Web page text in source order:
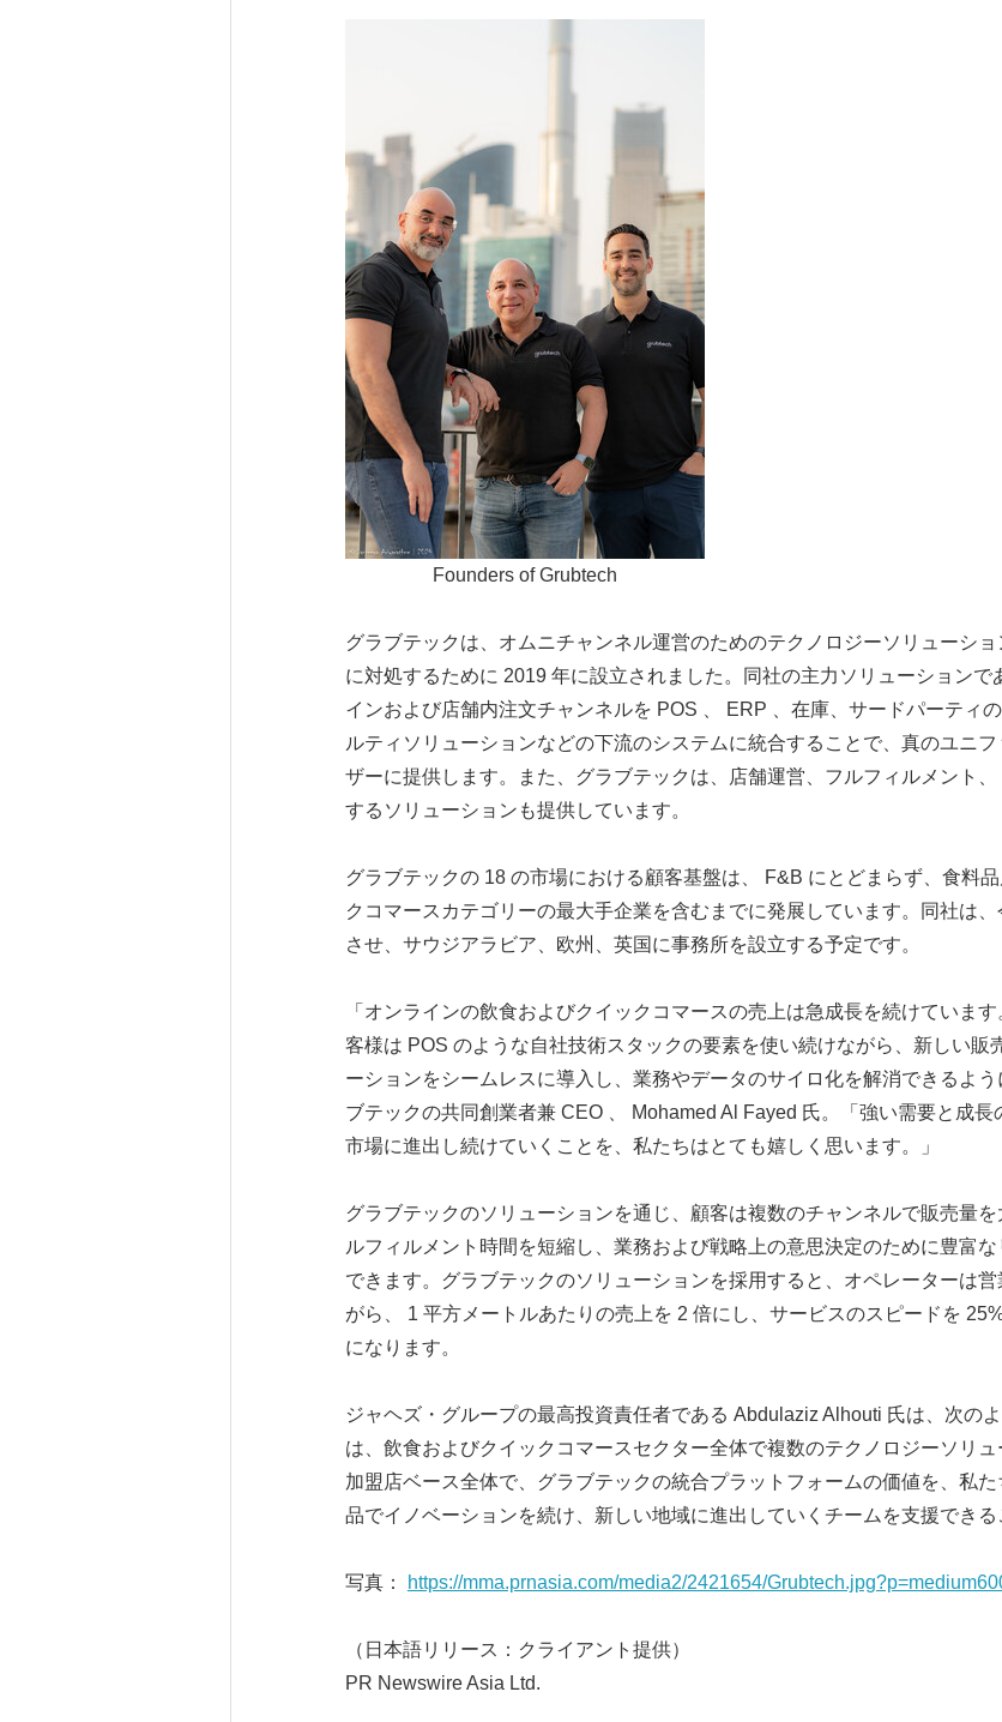
Founders of Grubtech
グラブテックは、オムニチャンネル運営のためのテクノロジーソリューシ
に対処するために 2019 年に設立されました。同社の主力ソリューションで
インおよび店舗内注文チャンネルを POS 、 ERP 、在庫、サードパーティ
ルティソリューションなどの下流のシステムに統合することで、真のユニ
ザーに提供します。また、グラブテックは、店舗運営、フルフィルメント
するソリューションも提供しています。
グラブテックの 18 の市場における顧客基盤は、 F&B にとどまらず、食料
クコマースカテゴリーの最大手企業を含むまでに発展しています。同社は
させ、サウジアラビア、欧州、英国に事務所を設立する予定です。
「オンラインの飲食およびクイックコマースの売上は急成長を続けていま
客様は POS のような自社技術スタックの要素を使い続けながら、新しい販
ーションをシームレスに導入し、業務やデータのサイロ化を解消できるよ
ブテックの共同創業者兼 CEO 、 Mohamed Al Fayed 氏。「強い需要と成
市場に進出し続けていくことを、私たちはとても嬉しく思います。」
グラブテックのソリューションを通じ、顧客は複数のチャンネルで販売量
ルフィルメント時間を短縮し、業務および戦略上の意思決定のために豊富
できます。グラブテックのソリューションを採用すると、オペレーターは
がら、 1 平方メートルあたりの売上を 2 倍にし、サービスのスピードを
になります。
ジャヘズ・グループの最高投資責任者である Abdulaziz Alhouti 氏は、次の
は、飲食およびクイックコマースセクター全体で複数のテクノロジーソリュ
加盟店ベース全体で、グラブテックの統合プラットフォームの価値を、私
品でイノベーションを続け、新しい地域に進出していくチームを支援できる
写真： https://mma.prnasia.com/media2/2421654/
（日本語リリース：クライアント提供）
PR Newswire Asia Ltd.